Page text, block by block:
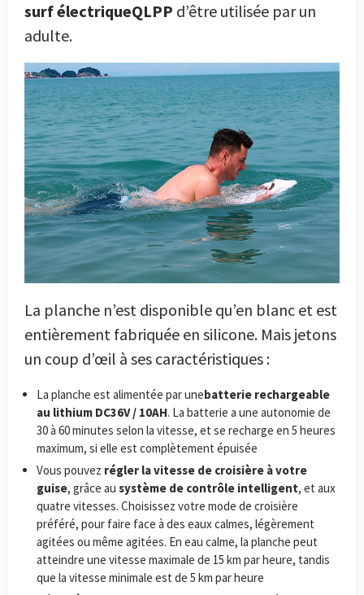
surf électriqueQLPP d’être utilisée par un
adulte.
La planche n’est disponible qu’en blanc et est
entièrement fabriquée en silicone. Mais jetons
un coup d’œil à ses caractéristiques :
La planche est alimentée par unebatterie rechargeable
au lithium DC36V / 10AH. La batterie a une autonomie de
30 à 60 minutes selon la vitesse, et se recharge en 5 heures
maximum, si elle est complètement épuisée
Vous pouvez régler la vitesse de croisière à votre
guise, grâce au système de contrôle intelligent, et aux
quatre vitesses. Choisissez votre mode de croisière
préféré, pour faire face à des eaux calmes, légèrement
agitées ou même agitées. En eau calme, la planche peut
atteindre une vitesse maximale de 15 km par heure, tandis
que la vitesse minimale est de 5 km par heure